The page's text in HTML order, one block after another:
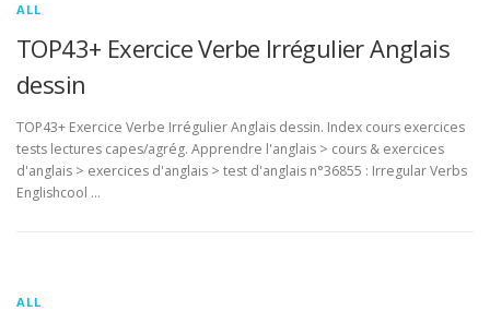
ALL
TOP43+ Exercice Verbe Irrégulier Anglais
dessin
TOP43+ Exercice Verbe Irrégulier Anglais dessin. Index cours exercices
tests lectures capes/agrég. Apprendre l'anglais > cours & exercices
d'anglais > exercices d'anglais > test d'anglais n°36855 : Irregular Verbs
Englishcool …
ALL